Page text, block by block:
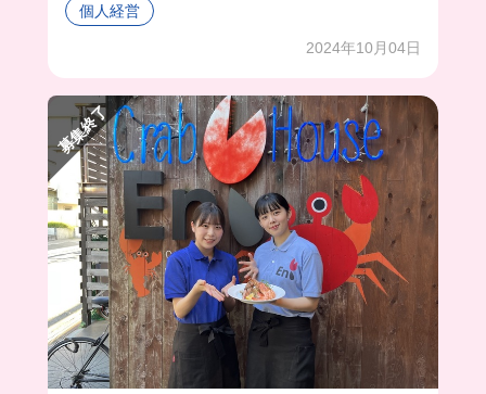
うのがハッピー！！！
個人経営
2024年10月04日
募集終了